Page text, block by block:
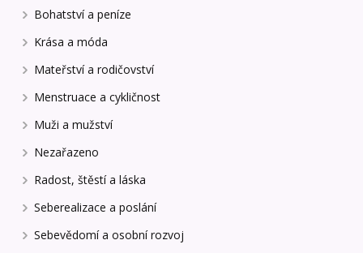
Bohatství a peníze
Krása a móda
Mateřství a rodičovství
Menstruace a cykličnost
Muži a mužství
Nezařazeno
Radost, štěstí a láska
Seberealizace a poslání
Sebevědomí a osobní rozvoj